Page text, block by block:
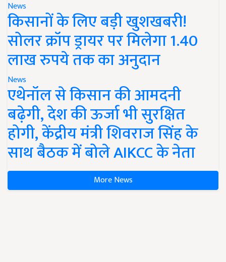
News
किसानों के लिए बड़ी खुशखबरी!
सोलर क्रॉप ड्रायर पर मिलेगा 1.40
लाख रुपये तक का अनुदान
News
एथेनॉल से किसान की आमदनी
बढ़ेगी, देश की ऊर्जा भी सुरक्षित
होगी, केंद्रीय मंत्री शिवराज सिंह के
साथ बैठक में बोले AIKCC के नेता
More News